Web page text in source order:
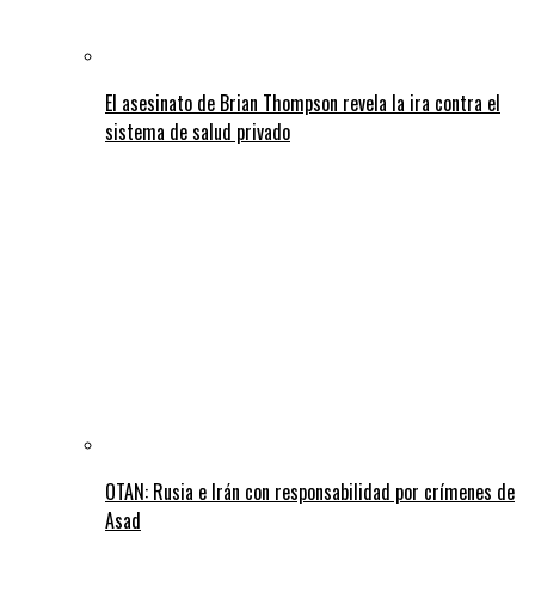
El asesinato de Brian Thompson revela la ira contra el
sistema de salud privado
OTAN: Rusia e Irán con responsabilidad por crímenes de
Asad